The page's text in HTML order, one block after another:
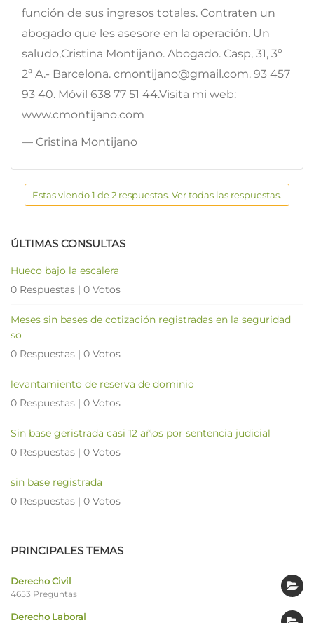
función de sus ingresos totales. Contraten un
abogado que les asesore en la operación. Un
saludo,Cristina Montijano. Abogado. Casp, 31, 3º
2ª A.- Barcelona. cmontijano@gmail.com. 93 457
93 40. Móvil 638 77 51 44.Visita mi web:
www.cmontijano.com
— Cristina Montijano
Estas viendo 1 de 2 respuestas. Ver todas las respuestas.
ÚLTIMAS CONSULTAS
Hueco bajo la escalera
0 Respuestas | 0 Votos
Meses sin bases de cotización registradas en la seguridad
so
0 Respuestas | 0 Votos
levantamiento de reserva de dominio
0 Respuestas | 0 Votos
Sin base geristrada casi 12 años por sentencia judicial
0 Respuestas | 0 Votos
sin base registrada
0 Respuestas | 0 Votos
PRINCIPALES TEMAS
Derecho Civil
4653 Preguntas
Derecho Laboral